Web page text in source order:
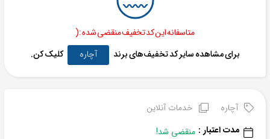
متاسفانه این کد تخفیف منقضی شده :(
برای مشاهده سایر کد تخفیف‌های برند
آچاره کلیک کن.
آچاره
خدمات آنلاین
مدت اعتبار : منقضی شد!